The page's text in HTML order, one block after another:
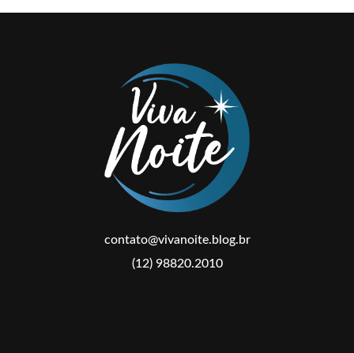
contato@vivanoite.blog.br
(12) 98820.2010